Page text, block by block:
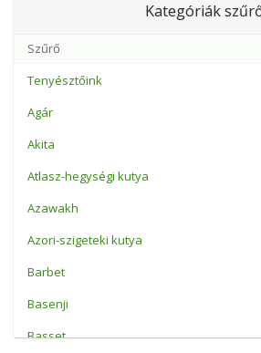
Kategóriák
Tenyésztőink
Agár
Akita
Atlasz-hegységi kutya
Azawakh
Azori-szigeteki kutya
Barbet
Basenji
Basset